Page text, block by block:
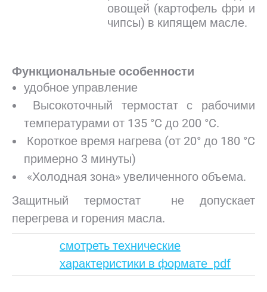
овощей (картофель фри и
чипсы) в кипящем масле.
Функциональные особенности
удобное управление
Высокоточный термостат с рабочими
температурами от 135 °C до 200 °C.
Короткое время нагрева (от 20° до 180 °C
примерно 3 минуты)
«Холодная зона» увеличенного объема.
Защитный термостат не допускает
перегрева и горения масла.
смотреть технические
характеристики в формате pdf